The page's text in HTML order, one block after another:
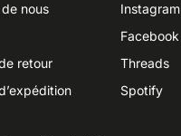
nous
retour
Instagram
Facebook
Threads
Spotify